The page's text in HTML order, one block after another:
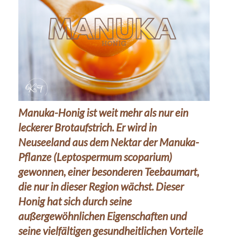
Manuka-Honig ist weit mehr als nur ein
leckerer Brotaufstrich. Er wird in
Neuseeland aus dem Nektar der Manuka-
Pflanze (Leptospermum scoparium)
gewonnen, einer besonderen Teebaumart,
die nur in dieser Region wächst. Dieser
Honig hat sich durch seine
außergewöhnlichen Eigenschaften und
seine vielfältigen gesundheitlichen Vorteile